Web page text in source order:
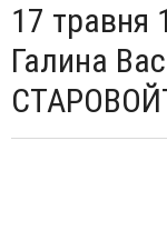
17 травня
Галина